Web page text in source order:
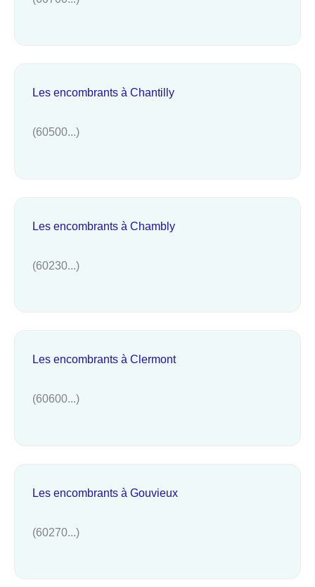
Les encombrants à Chantilly
(60500...)
Les encombrants à Chambly
(60230...)
Les encombrants à Clermont
(60600...)
Les encombrants à Gouvieux
(60270...)